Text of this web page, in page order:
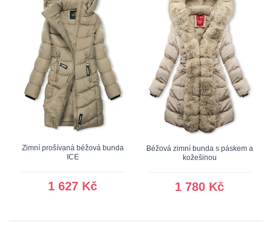
Zimní prošívaná béžová bunda
ICE
1 627 Kč
Béžová zimní bunda s páskem a
kožešinou
1 780 Kč